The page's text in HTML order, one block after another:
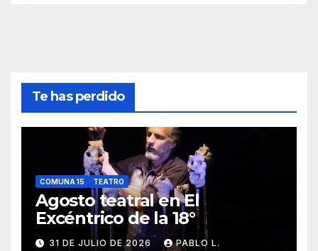
Te has perdido
COMUNA 15 TEATRO
Agosto teatral en El
Excéntrico de la 18°
31 DE JULIO DE 2026 PABLO L.